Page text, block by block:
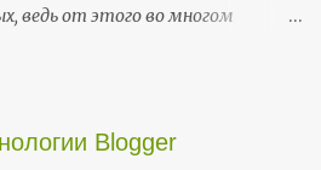
ведь от этого во многом
Blogger